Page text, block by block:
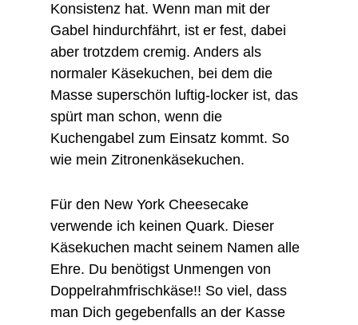
Konsistenz hat. Wenn man mit der
Gabel hindurchfährt, ist er fest, dabei
aber trotzdem cremig. Anders als
normaler Käsekuchen, bei dem die
Masse superschön luftig-locker ist, das
spürt man schon, wenn die
Kuchengabel zum Einsatz kommt. So
wie mein Zitronenkäsekuchen.
Für den New York Cheesecake
verwende ich keinen Quark. Dieser
Käsekuchen macht seinem Namen alle
Ehre. Du benötigst Unmengen von
Doppelrahmfrischkäse!! So viel, dass
man Dich gegebenfalls an der Kasse